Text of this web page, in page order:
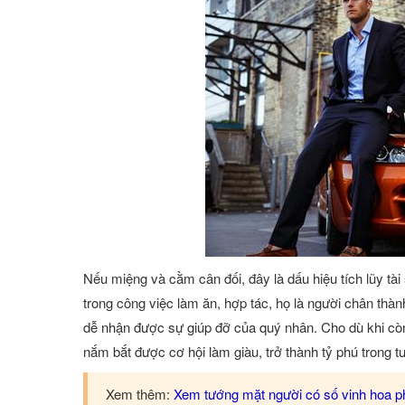
Nếu miệng và cằm cân đối, đây là dấu hiệu tích lũy
trong công việc làm ăn, hợp tác, họ là người chân
dễ nhận được sự giúp đỡ của quý nhân. Cho dù khi
nắm bắt được cơ hội làm giàu, trở thành tỷ phú trong
Xem thêm: Xem tướng mặt người có số vinh hoa